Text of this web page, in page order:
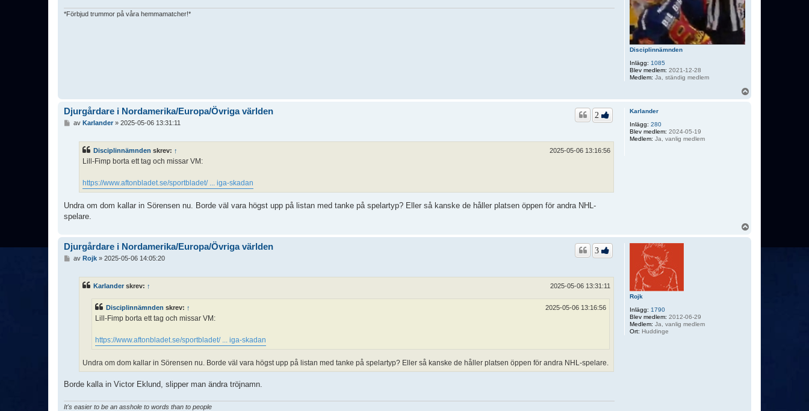
Disciplinnämnden
Inlägg: 1085
Blev medlem: 2021-12-28
Medlem: Ja, ständig medlem
*Förbjud trummor på våra hemmamatcher!*
Karlander
Inlägg: 280
Blev medlem: 2024-05-19
Medlem: Ja, vanlig medlem
Djurgårdare i Nordamerika/Europa/Övriga världen 2
av Karlander» 2025-05-06 13:31:11
Disciplinnämnden skrev: ↑ 2025-05-06 13:16:56
Lill-Fimp borta ett tag och missar VM:
https://www.aftonbladet.se/sportbladet/ ... iga-skadan
Undra om dom kallar in Sörensen nu. Borde väl vara högst upp på listan med tanke på spelartyp? Eller så kanske de håller platsen öppen för andra NHL-
spelare.
Rojk
Inlägg: 1790
Blev medlem: 2012-06-29
Medlem: Ja, vanlig medlem
Ort: Huddinge
Djurgårdare i Nordamerika/Europa/Övriga världen 3
av Rojk» 2025-05-06 14:05:20
Karlander skrev: ↑ 2025-05-06 13:31:11
Disciplinnämnden skrev: ↑ 2025-05-06 13:16:56
Lill-Fimp borta ett tag och missar VM:
https://www.aftonbladet.se/sportbladet/ ... iga-skadan
Undra om dom kallar in Sörensen nu. Borde väl vara högst upp på listan med tanke på spelartyp? Eller så kanske de håller platsen öppen för andra NHL-spelare.
Borde kalla in Victor Eklund, slipper man ändra tröjnamn.
It's easier to be an asshole to words than to people